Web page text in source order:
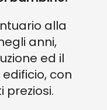
alla
anni,
ed il
con